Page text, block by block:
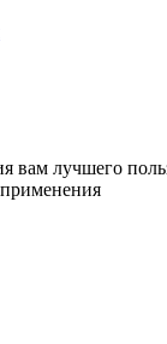
вам лучшего